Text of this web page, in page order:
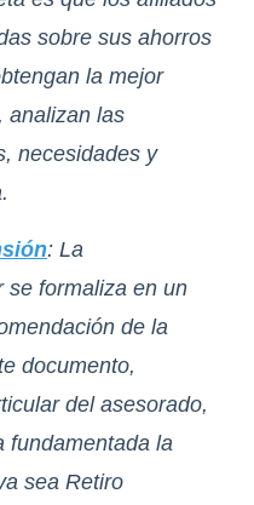
sobre sus ahorros
la mejor
analizan las
necesidades y
: La
se formaliza en un
de la
documento,
del asesorado,
fundamentada la
sea Retiro